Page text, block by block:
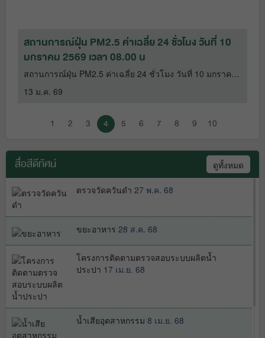
สถานการณ์ฝุ่นละออง PM2.5 ค่าเฉลี่ย
เดือนมีนาคม 2568 9 เม.ย. 68
เดือนกุมภาพันธ์ 2568 12 มี.ค. 68
สถานการณ์ฝุ่นละออง PM2.5 ค่าเฉลี่ย
เดือนมกราคม 2568 11 ก.พ. 68
สถานการณ์ฝุ่น PM2.5 ค่าเฉลี่ย 24 ชั่วโมง วันที่ 10
มกราคม 2569 เวลา 08.00 น
สถานการณ์ฝุ่น PM2.5 ค่าเฉลี่ย 24 ชั่วโมง วันที่ 10 มกราคม
13 ม.ค. 69
1 2 3 4 5 6 7 8 9 10
สื่อสีดีทัศน์ ดูทั้งหมด
ตรวจวัดควันดำ 27 พ.ค. 68
ขยะอาหาร 28 ส.ค. 68
โครงการติดตามตรวจสอบระบบผลิตน้ำ
ประปา 17 เม.ย. 68
น้ำเสียอุตสาหกรรม 8 เม.ย. 68